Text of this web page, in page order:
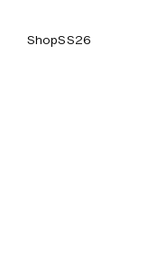
ShopSS26